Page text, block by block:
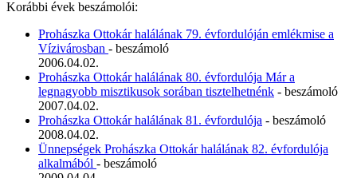
Korábbi évek beszámolói:
Prohászka Ottokár halálának 79. évfordulóján emlékmise a
Vízivárosban - beszámoló
2006.04.02.
Prohászka Ottokár halálának 80. évfordulója Már a
legnagyobb misztikusok sorában tisztelhetnénk - beszámoló
2007.04.02.
Prohászka Ottokár halálának 81. évfordulója - beszámoló
2008.04.02.
Ünnepségek Prohászka Ottokár halálának 82. évfordulója
alkalmából - beszámoló